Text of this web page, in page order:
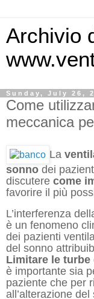
Archivio
Sunday, July 26,
Come
meccanica
La
sonno dei
discutere come
favorire il più
L’interferenza
è un fenomeno
dei pazienti
del sonno
Limitare le turbe
è importante sia
paziente che per
all’alterazione